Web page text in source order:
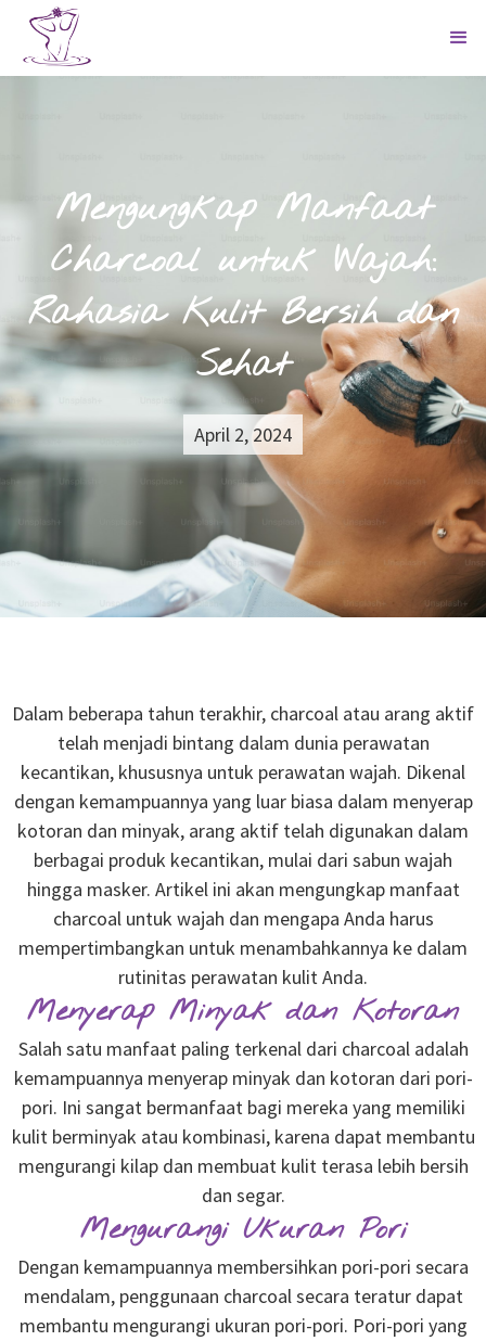
Mengungkap Manfaat
Charcoal untuk Wajah:
Rahasia Kulit Bersih dan
Sehat
April 2, 2024
Dalam beberapa tahun terakhir, charcoal atau arang aktif
telah menjadi bintang dalam dunia perawatan
kecantikan, khususnya untuk perawatan wajah. Dikenal
dengan kemampuannya yang luar biasa dalam menyerap
kotoran dan minyak, arang aktif telah digunakan dalam
berbagai produk kecantikan, mulai dari sabun wajah
hingga masker. Artikel ini akan mengungkap manfaat
charcoal untuk wajah dan mengapa Anda harus
mempertimbangkan untuk menambahkannya ke dalam
rutinitas perawatan kulit Anda.
Menyerap Minyak dan Kotoran
Salah satu manfaat paling terkenal dari charcoal adalah
kemampuannya menyerap minyak dan kotoran dari pori-
pori. Ini sangat bermanfaat bagi mereka yang memiliki
kulit berminyak atau kombinasi, karena dapat membantu
mengurangi kilap dan membuat kulit terasa lebih bersih
dan segar.
Mengurangi Ukuran Pori
Dengan kemampuannya membersihkan pori-pori secara
mendalam, penggunaan charcoal secara teratur dapat
membantu mengurangi ukuran pori-pori. Pori-pori yang